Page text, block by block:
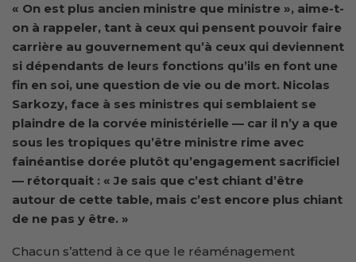
« On est plus ancien ministre que ministre », aime-t-
on à rappeler, tant à ceux qui pensent pouvoir faire
carrière au gouvernement qu’à ceux qui deviennent
si dépendants de leurs fonctions qu’ils en font une
fin en soi, une question de vie ou de mort. Nicolas
Sarkozy, face à ses ministres qui semblaient se
plaindre de la corvée ministérielle — car il n’y a que
sous les tropiques qu’être ministre rime avec
fainéantise dorée plutôt qu’engagement sacrificiel
— rétorquait : « Je sais que c’est chiant d’être
autour de cette table, mais c’est encore plus chiant
de ne pas y être. »
Chacun s’attend à ce que le réaménagement